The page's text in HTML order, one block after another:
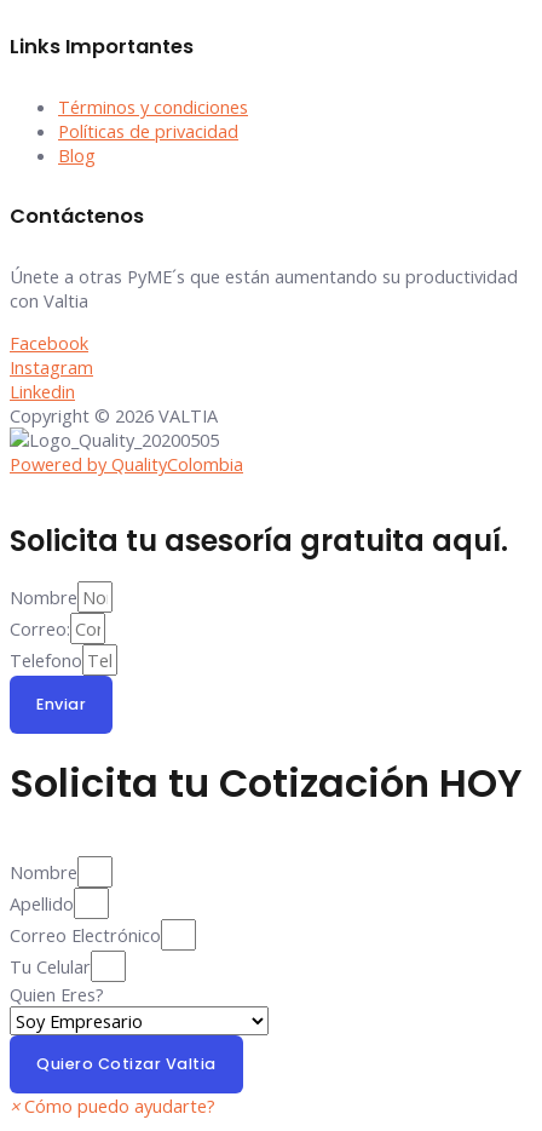
Links Importantes
Términos y condiciones
Políticas de privacidad
Blog
Contáctenos
Únete a otras PyME´s que están aumentando su productividad
con Valtia
Facebook
Instagram
Linkedin
Copyright © 2026 VALTIA
Powered by QualityColombia
Solicita tu asesoría gratuita aquí.
Nombre
Correo:
Telefono
Enviar
Solicita tu Cotización HOY
Nombre
Apellido
Correo Electrónico
Tu Celular
Quien Eres?
Quiero Cotizar Valtia
× Cómo puedo ayudarte?